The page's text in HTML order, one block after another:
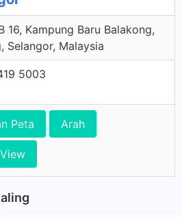
16, Kampung Baru Balakong,
Selangor, Malaysia
5003
Peta Arah